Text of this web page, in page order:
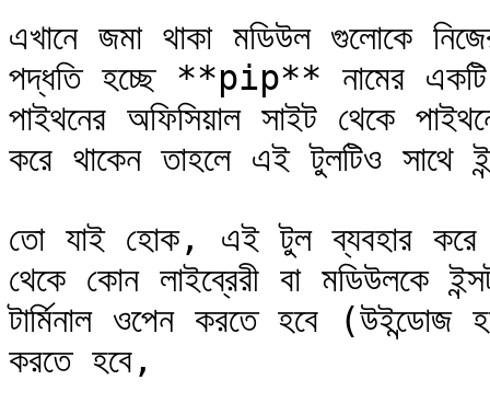
এখানে জমা থাকা মডিউল গুলোকে
পদ্ধতি হচ্ছে **pip** নামের একটি
পাইথনের অফিসিয়াল সাইট থেকে
করে থাকেন তাহলে এই টুলটিও সাথে
তো যাই হোক, এই টুল ব্যবহার করে
থেকে কোন লাইব্রেরী বা মডিউলকে
টার্মিনাল ওপেন করতে হবে (উইন্ডোজ
করতে হবে,